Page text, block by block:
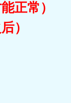
正常）
）